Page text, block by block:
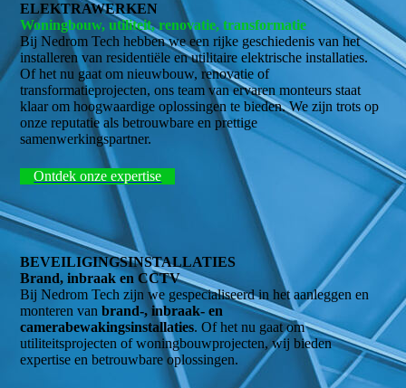
ELEKTRAWERKEN
Woningbouw, utiliteit, renovatie, transformatie
Bij Nedrom Tech hebben we een rijke geschiedenis van het
installeren van residentiële en utilitaire elektrische installaties.
Of het nu gaat om nieuwbouw, renovatie of
transformatieprojecten, ons team van ervaren monteurs staat
klaar om hoogwaardige oplossingen te bieden. We zijn trots op
onze reputatie als betrouwbare en prettige
samenwerkingspartner.
Ontdek onze expertise
BEVEILIGINGSINSTALLATIES
Brand, inbraak en CCTV
Bij Nedrom Tech zijn we gespecialiseerd in het aanleggen en
monteren vanbrand-, inbraak- en
camerabewakingsinstallaties. Of het nu gaat om
utiliteitsprojecten of woningbouwprojecten, wij bieden
expertise en betrouwbare oplossingen.